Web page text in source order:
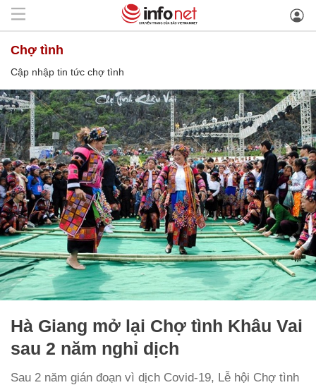
chợ tình
Cập nhập tin tức chợ tình
Hà Giang mở lại Chợ tình Khâu Vai
sau 2 năm nghỉ dịch
Sau 2 năm gián đoạn vì dịch Covid-19, Lễ hội Chợ tình